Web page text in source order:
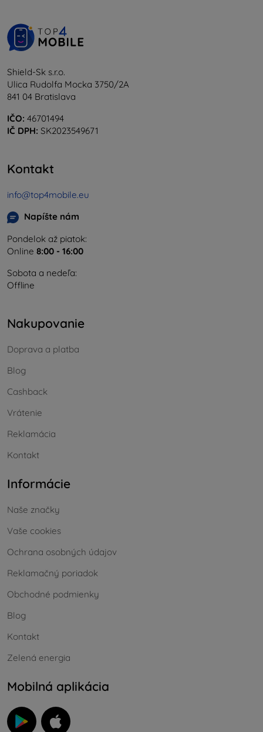
Shield-Sk s.r.o.
Ulica Rudolfa Mocka 3750/2A
841 04 Bratislava
IČO: 46701494
IČ DPH: SK2023549671
Kontakt
info@top4mobile.eu
Napíšte nám
Pondelok až piatok:
Online 8:00 - 16:00
Sobota a nedeľa:
Offline
Nakupovanie
Doprava a platba
Blog
Cashback
Vrátenie
Reklamácia
Kontakt
Informácie
Naše značky
Vaše cookies
Ochrana osobných údajov
Reklamačný poriadok
Obchodné podmienky
Blog
Kontakt
Zelená energia
Mobilná aplikácia